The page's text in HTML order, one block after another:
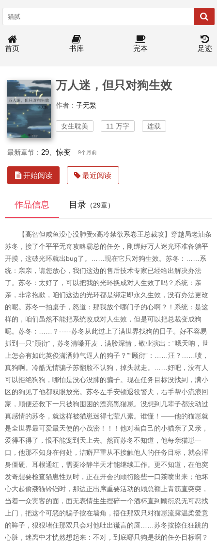
首页 书库 完本 足迹
万人迷，但只对狗生效
作者： 子无繁
女生耽美 11 万字 连载
最新章节： 29、惊变 9个月前
开始阅读 最近阅读
作品信息 目录 （29章）
【高智但咸鱼没心没肺受x高冷禁欲系卷王总裁攻】穿越局老油条
苏冬，接了个平平无奇攻略霸总的任务，刚绑好万人迷光环准备躺平
开摸，这破光环就出bug了。……现在它只对狗生效。苏冬：……系
统：亲亲，请您放心，我们这边的售后技术专家已经给出解决办法
了。苏冬：太好了，可以把我的光环换成对人生效了吗？系统：亲
亲，非常抱歉，咱们这边的光环都是绑定即永久生效，没有办法更改
的呢。苏冬一拍桌子，怒道：那我放个哪门子的心啊？！系统：是这
样的，咱们虽然不能把系统改成对人生效，但是可以把总裁变成狗
呢。苏冬：……？-----苏冬从此过上了满世界找狗的日子。好不容易
抓到一只“顾衍”，苏冬清嗓开麦，满脸深情，敬业演出：“哦天呐，世
上怎会有如此英俊潇洒帅气逼人的狗子？”“顾衍”：……汪？……啧，
真狗啊。冷酷无情骗子苏翻脸不认狗，掉头就走。……好吧，没有人
可以拒绝狗狗，哪怕是没心没肺的骗子。现在任务目标没找到，满小
区的狗见了他都双眼放光。苏冬左手安顿退役警犬，右手帮小流浪回
家，顺便还救下一只被狗围困的漂亮黑猫崽。没想到几辈子都没动过
真感情的苏冬，就这样被猫崽迷得七荤八素。谁懂！——他的猫崽就
是全世界最可爱最天使的小茂密！！！他对着自己的小猫亲了又亲，
爱得不得了，恨不能宠到天上去。然而苏冬不知道，他每亲猫崽一
口，他那不知身在何处，洁癖严重从不接触他人的任务目标，就会浑
身僵硬、耳根通红，需要冷静半天才能继续工作。更不知道，在他突
发奇想要检查猫崽性别时，正在开会的顾衍险些一口茶喷出来；他坏
心大起偷袭猫铃铛时，那边正出席重要活动的顾总额上青筋直突突，
当着一众宾客的面，面无表情生生捏碎一个酒杯直到顾衍忍无可忍找
上门，把这个可恶的骗子按在墙角，捂住那双只对猫崽流露温柔爱意
的眸子，狠狠堵住那双只会对他吐出谎言的唇……苏冬按捺住狂跳的
心脏，迷离中才恍然想起来：不对，到底哪只狗是我的任务目标啊？